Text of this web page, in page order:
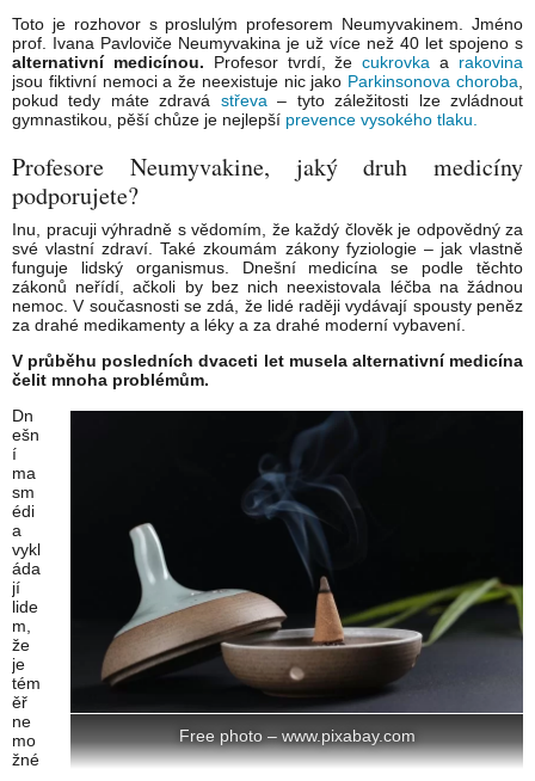
Toto je rozhovor s proslulým profesorem Neumyvakinem. Jméno
prof. Ivana Pavloviče Neumyvakina je už více než 40 let spojeno s
alternativní medicínou. Profesor tvrdí, žecukrovka a rakovina
jsou fiktivní nemoci a že neexistuje nic jako Parkinsonova choroba
pokud tedy máte zdravá střeva – tyto záležitosti lze zvládnout
gymnastikou, pěší chůze je nejlepší prevence vysokého tlaku.
Profesore Neumyvakine, jaký druh medicíny
podporujete?
Inu, pracuji výhradně s vědomím, že každý člověk je odpovědný za
své vlastní zdraví. Také zkoumám zákony fyziologie – jak vlastně
funguje lidský organismus. Dnešní medicína se podle těchto
zákonů neřídí, ačkoli by bez nich neexistovala léčba na žádnou
nemoc. V současnosti se zdá, že lidé raději vydávají spousty peněz
za drahé medikamenty a léky a za drahé moderní vybavení.
V průběhu posledních dvaceti let musela alternativní medicína
čelit mnoha problémům.
Free photo – www.pixabay.com
Dn
ešn
í
ma
sm
édi
a
vykl
áda
jí
lide
m,
že
je
tém
ěř
ne
mo
žné